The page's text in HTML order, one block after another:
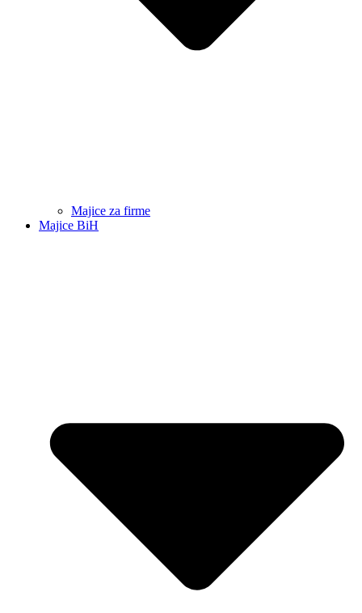
Majice za firme
Majice BiH